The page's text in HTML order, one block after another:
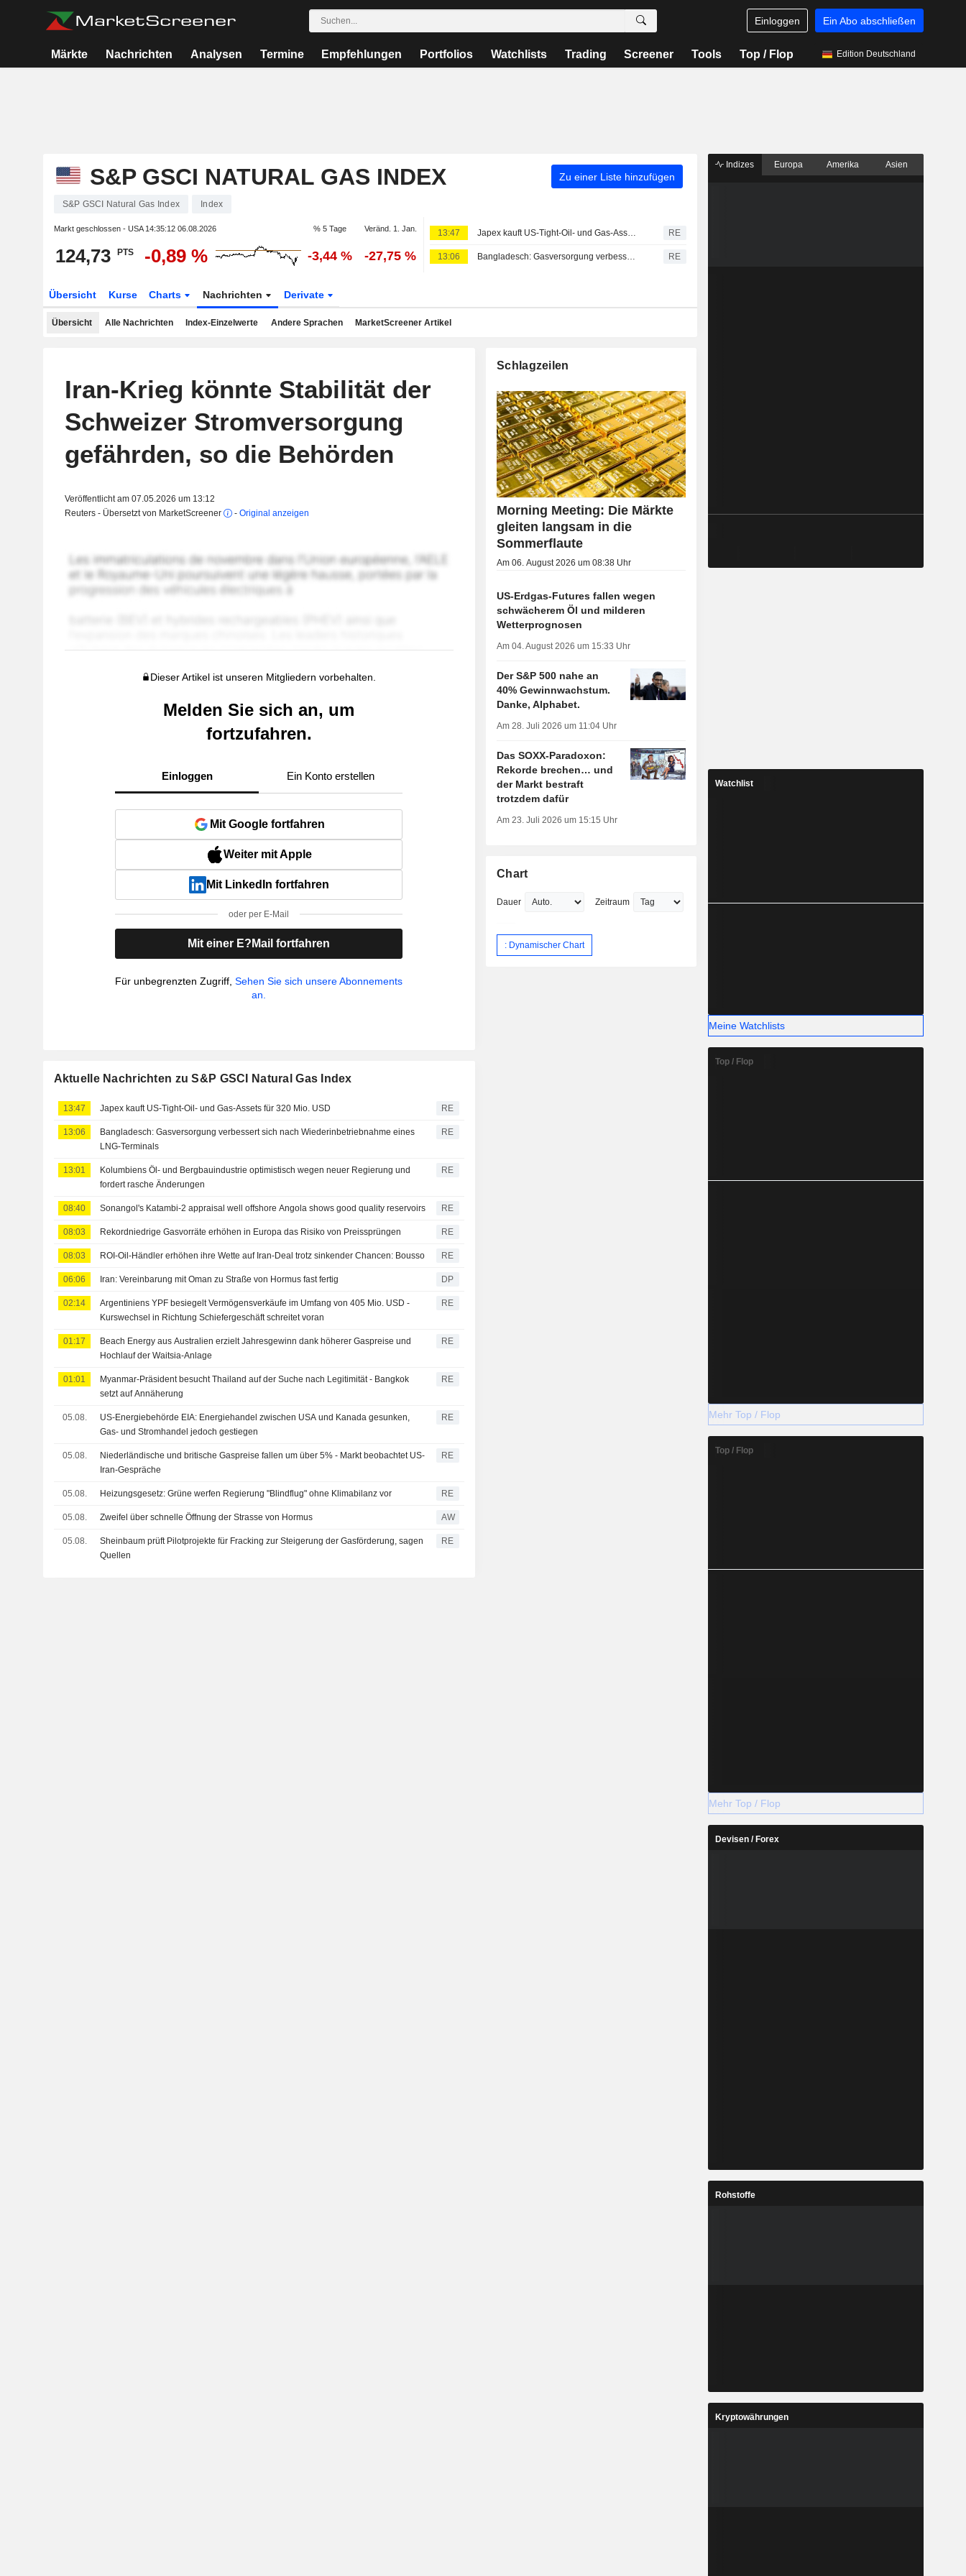
Einloggen Ein Abo abschließen
Märkte Nachrichten Analysen Termine Empfehlungen Portfolios Watchlists Trading Screener Tools Top / Flop Edition Deutschland
S&P GSCI NATURAL GAS INDEX Zu einer Liste hinzufügen
S&P GSCI Natural Gas Index Index
Markt geschlossen - USA 14:35:12 06.08.2026 % 5 Tage Veränd. 1. Jan.
124,73 PTS -0,89 % -3,44 % -27,75 %
13:47 Japex kauft US-Tight-Oil- und Gas-Assets für 320 Mio. USD RE
13:06 Bangladesch: Gasversorgung verbessert sich nach Wiederinbetriebnahme eines LNG-Terminals RE
Übersicht Kurse Charts Nachrichten Derivate
Übersicht Alle Nachrichten Index-Einzelwerte Andere Sprachen MarketScreener Artikel
Iran-Krieg könnte Stabilität der
Schweizer Stromversorgung
gefährden, so die Behörden
Veröffentlicht am 07.05.2026 um 13:12
Reuters - Übersetzt von MarketScreener
- Original anzeigen
Dieser Artikel ist unseren Mitgliedern vorbehalten.
Melden Sie sich an, um
fortzufahren.
Einloggen Ein Konto erstellen
Mit Google fortfahren
Weiter mit Apple
Mit LinkedIn fortfahren
oder per E-Mail
Mit einer E?Mail fortfahren
Für unbegrenzten Zugriff,Sehen Sie sich unsere Abonnements
an.
Aktuelle Nachrichten zu S&P GSCI Natural Gas Index
13:47 Japex kauft US-Tight-Oil- und Gas-Assets für 320 Mio. USD RE
13:06
Bangladesch: Gasversorgung verbessert sich nach Wiederinbetriebnahme eines
LNG-Terminals
RE
13:01
Kolumbiens Öl- und Bergbauindustrie optimistisch wegen neuer Regierung und
fordert rasche Änderungen
RE
08:40 Sonangol's Katambi-2 appraisal well offshore Angola shows good quality reservoirs RE
08:03 Rekordniedrige Gasvorräte erhöhen in Europa das Risiko von Preissprüngen RE
08:03 ROI-Oil-Händler erhöhen ihre Wette auf Iran-Deal trotz sinkender Chancen: Bousso RE
06:06 Iran: Vereinbarung mit Oman zu Straße von Hormus fast fertig DP
02:14
Argentiniens YPF besiegelt Vermögensverkäufe im Umfang von 405 Mio. USD -
Kurswechsel in Richtung Schiefergeschäft schreitet voran
RE
01:17
Beach Energy aus Australien erzielt Jahresgewinn dank höherer Gaspreise und
Hochlauf der Waitsia-Anlage
RE
01:01
Myanmar-Präsident besucht Thailand auf der Suche nach Legitimität - Bangkok
setzt auf Annäherung
RE
05.08.
US-Energiebehörde EIA: Energiehandel zwischen USA und Kanada gesunken,
Gas- und Stromhandel jedoch gestiegen
RE
05.08.
Niederländische und britische Gaspreise fallen um über 5% - Markt beobachtet US-
Iran-Gespräche
RE
05.08. Heizungsgesetz: Grüne werfen Regierung "Blindflug" ohne Klimabilanz vor RE
05.08. Zweifel über schnelle Öffnung der Strasse von Hormus AW
05.08.
Sheinbaum prüft Pilotprojekte für Fracking zur Steigerung der Gasförderung, sagen
Quellen
RE
Schlagzeilen
Morning Meeting: Die Märkte
gleiten langsam in die
Sommerflaute
Am 06. August 2026 um 08:38 Uhr
US-Erdgas-Futures fallen wegen
schwächerem Öl und milderen
Wetterprognosen
Am 04. August 2026 um 15:33 Uhr
Der S&P 500 nahe an
40% Gewinnwachstum.
Danke, Alphabet.
Am 28. Juli 2026 um 11:04 Uhr
Das SOXX-Paradoxon:
Rekorde brechen… und
der Markt bestraft
trotzdem dafür
Am 23. Juli 2026 um 15:15 Uhr
Chart
Dauer Zeitraum
: Dynamischer Chart
Indizes Europa Amerika Asien
Watchlist
Meine Watchlists
Top / Flop
Mehr Top / Flop
Top / Flop
Mehr Top / Flop
Devisen / Forex
Rohstoffe
Kryptowährungen